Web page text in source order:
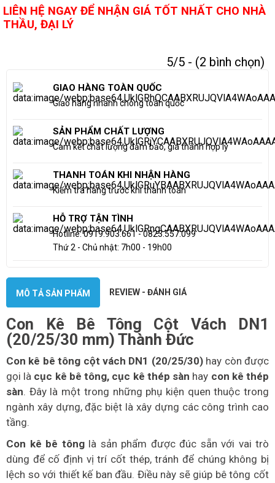
LIÊN HỆ NGAY ĐỂ NHẬN GIÁ TỐT NHẤT CHO NHÀ
THẦU, ĐẠI LÝ
5/5 - (2 bình chọn)
GIAO HÀNG TOÀN QUỐC
Giao hàng nhanh chóng toàn quốc
SẢN PHẨM CHẤT LƯỢNG
Cam kết chất lượng đảm bảo, giá thành hợp lý
THANH TOÁN KHI NHẬN HÀNG
Kiểm tra hàng trước khi thanh toán
HỖ TRỢ TẬN TÌNH
Hotline: 0919.903.661 - 0823.557.099
Thứ 2 - Chủ nhật: 7h00 - 19h00
MÔ TẢ SẢN PHẨM REVIEW - ĐÁNH GIÁ
Con Kê Bê Tông Cột Vách DN1
(20/25/30 mm) Thành Đức
Con kê bê tông cột vách DN1 (20/25/30)hay còn được
gọi là cục kê bê tông, cục kê thép sàn hay con kê thép
sàn. Đây là một trong những phụ kiện quen thuộc trong
ngành xây dựng, đặc biệt là xây dựng các công trình cao
tầng.
Con kê bê tônglà sản phẩm được đúc sẵn với vai trò
dùng để cố định vị trí cốt thép, tránh để chúng không bị
lệch so với thiết kế ban đầu. Điều này sẽ giúp bê tông cốt